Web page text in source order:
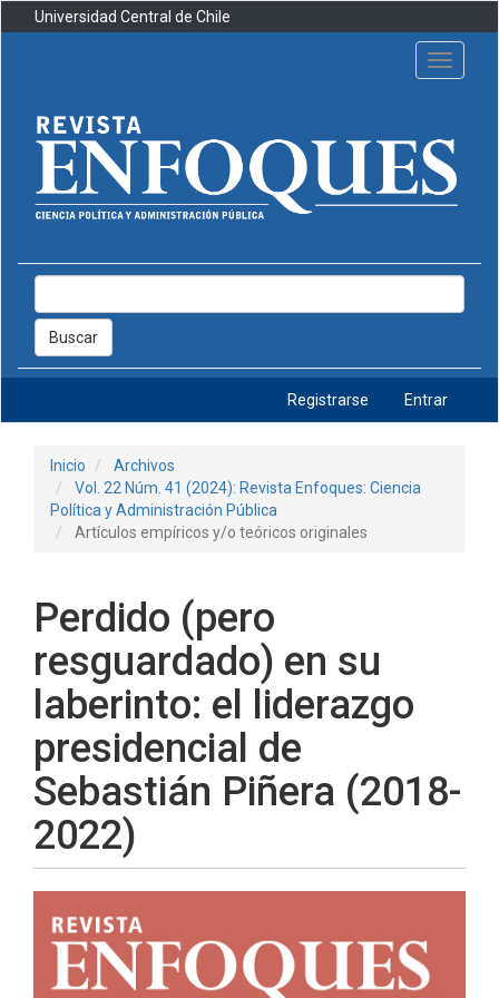
Navegación
principal
lateral
Universidad Central de Chile
Toggle
Buscar
Registrarse Entrar
Inicio
Archivos
Vol. 22 Núm. 41 (2024): Revista Enfoques: Ciencia
Política y Administración Pública
Artículos empíricos y/o teóricos originales
Perdido (pero
resguardado) en su
laberinto: el liderazgo
presidencial de
Sebastián Piñera (2018-
2022)
Barra
lateral
del